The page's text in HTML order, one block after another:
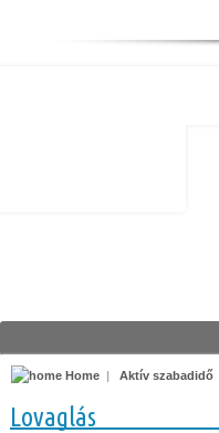
Home | Aktív szabadidő
Lovaglás